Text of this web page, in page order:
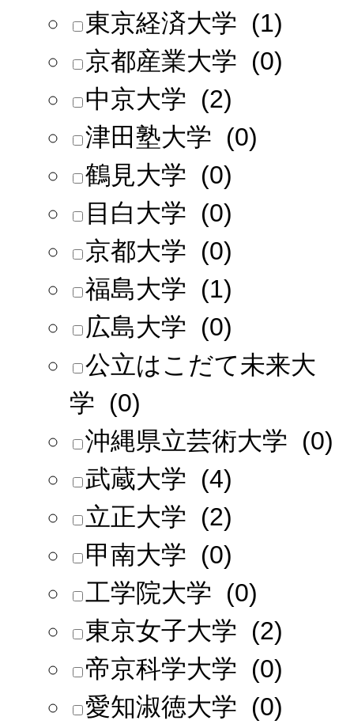
東京経済大学 (1)
京都産業大学 (0)
中京大学 (2)
津田塾大学 (0)
鶴見大学 (0)
目白大学 (0)
京都大学 (0)
福島大学 (1)
広島大学 (0)
公立はこだて未来大
学 (0)
沖縄県立芸術大学 (0)
武蔵大学 (4)
立正大学 (2)
甲南大学 (0)
工学院大学 (0)
東京女子大学 (2)
帝京科学大学 (0)
愛知淑徳大学 (0)